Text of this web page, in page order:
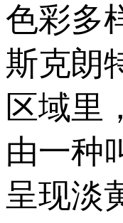
色彩多
斯克朗
区域里
由一种
呈现淡